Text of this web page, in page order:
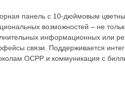
панель с 10-дюймовым
возможностей – не
информационных или
связи. Поддерживается
OCPP и коммуникация с